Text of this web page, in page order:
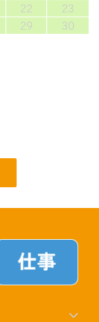
22
23
29
30